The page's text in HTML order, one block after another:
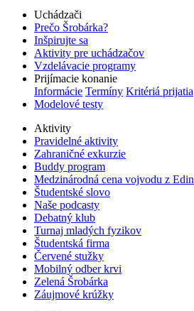
Uchádzači
Prečo Šrobárka?
Inšpirujte sa
Aktivity pre uchádzačov
Vzdelávacie programy
Prijímacie konanie
Informácie Termíny Kritériá prijatia
Modelové testy
Aktivity
Pravidelné aktivity
Zahraničné exkurzie
Buddy program
Medzinárodná cena vojvodu z
Študentské slovo
Naše podcasty
Debatný klub
Turnaj mladých fyzikov
Študentská firma
Červené stužky
Mobilný odber krvi
Zelená Šrobárka
Záujmové krúžky